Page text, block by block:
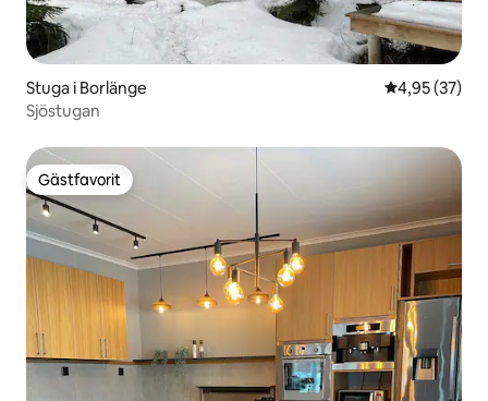
Stuga i Borlänge 4,95 av 5 i
4,95 (37)
Sjöstugan
Gästfavorit
Gästfavorit